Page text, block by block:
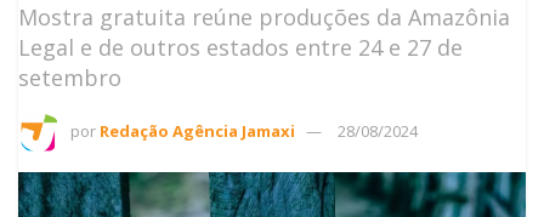
Mostra gratuita reúne produções da Amazônia
Legal e de outros estados entre 24 e 27 de
setembro
por Redação Agência Jamaxi 28/08/2024